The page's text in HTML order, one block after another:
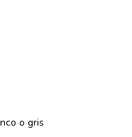
o gris